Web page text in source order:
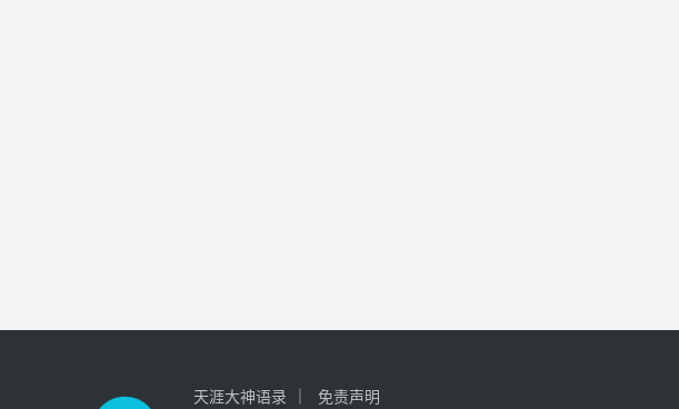
天涯大神语录
免责声明